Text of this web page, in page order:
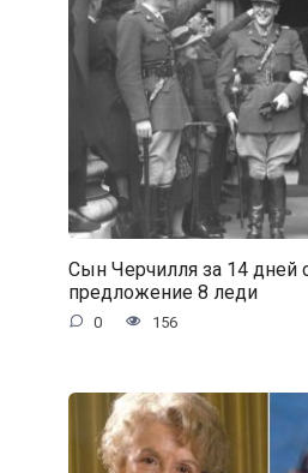
Сын Черчилля за 14 дней
предложение 8 леди
0 156